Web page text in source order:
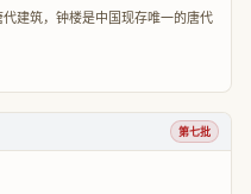
建筑，钟楼是中国现存唯一的唐代
第七批